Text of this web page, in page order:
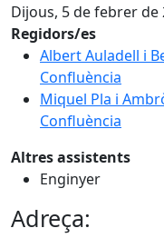
Dijous, 5 de febrer de
Regidors/es
Albert Auladell i
Confluència
Miquel Pla i
Confluència
Altres assistents
Enginyer
Adreça: